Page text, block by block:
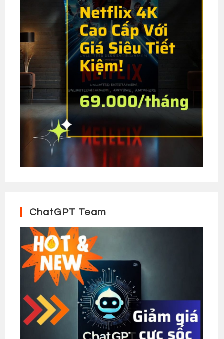
ChatGPT Team